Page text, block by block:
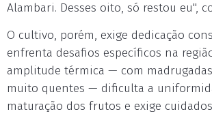
Alambari. Desses oito, só restou eu",
O cultivo, porém, exige dedicação
enfrenta desafios específicos na
amplitude térmica — com
muito quentes — dificulta a
maturação dos frutos e exige